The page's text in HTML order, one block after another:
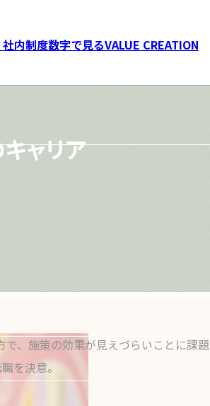
内制度数字で見るVALUE CREATION
ャリア
、施策の効果が見えづらいことに課題
を決意。